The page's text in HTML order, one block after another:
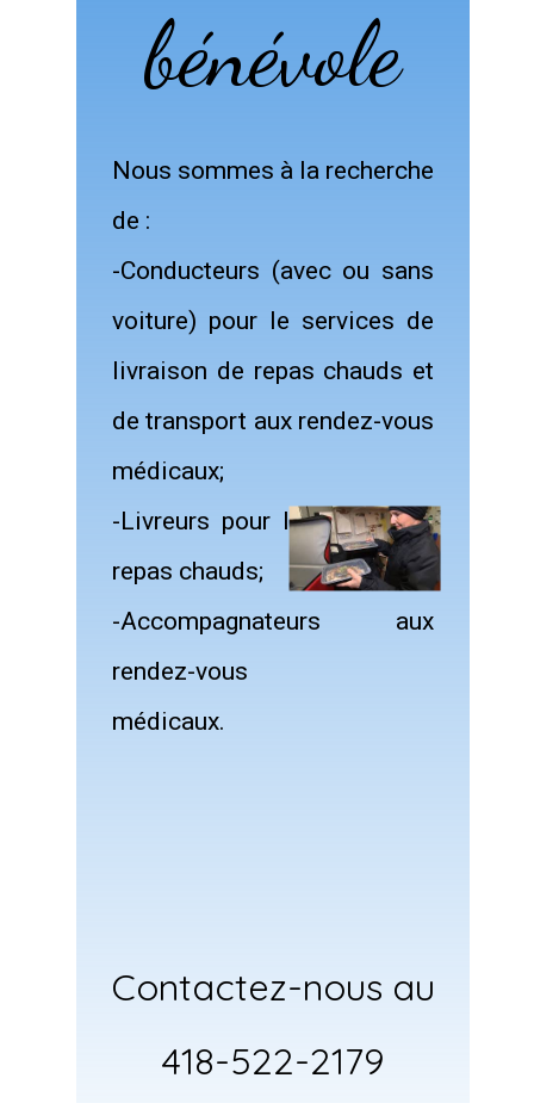
bénévole
Nous sommes à la recherche
de :
-Conducteurs (avec ou sans
voiture) pour le services de
livraison de repas chauds et
de transport aux rendez-vous
médicaux;
-Livreurs pour le service de
repas chauds;
-Accompagnateurs aux
rendez-vous
médicaux.
Contactez-nous au
418-522-2179